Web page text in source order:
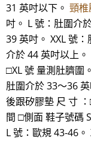
31 英吋以下。 頸
吋。 L 號：肚圍介
39 英吋。 XXL 號
介於 44 英吋以上
□XL 號 量測肚臍圍
肚圍介於 33～36
後跟矽膠墊 尺 寸
間 □側面 鞋子號碼
L 號：歐規 43-46